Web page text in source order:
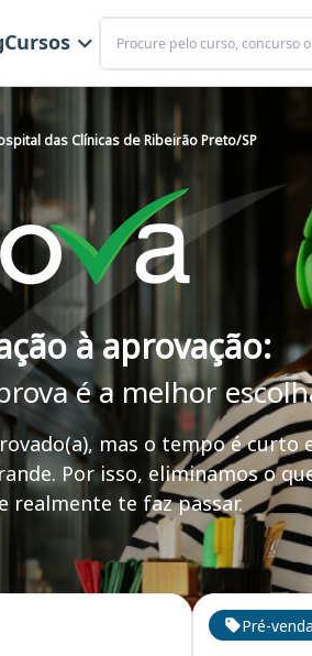
Cursos
Buscar
das Clínicas de Ribeirão Preto/SP
à aprovação:
é a melhor
mas o tempo é curto
Por isso, eliminamos o
realmente te faz passar.
no concurso HCRP
Pré-venda